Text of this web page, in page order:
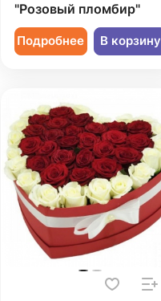
"Розовый пломбир"
Подробнее В корзину